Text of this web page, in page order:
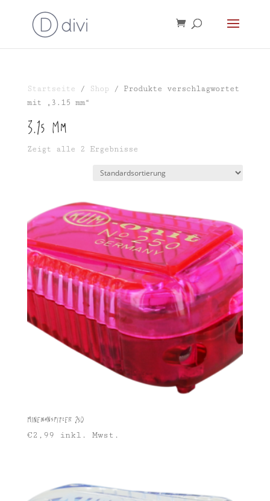
Startseite / Shop / Produkte verschlagwortet
mit „3.15 mm“
3.15 mm
Zeigt alle 2 Ergebnisse
Minenanspitzer 250
€2,99 inkl. Mwst.